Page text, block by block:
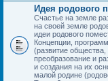
Идея родового
Счастье на земле
на своей земле
идеи родового
Концепции,
(развитие общества,
преобразование и
и создания на их
малой родине